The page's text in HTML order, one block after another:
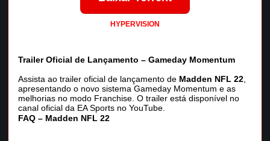
HYPERVISION
Trailer Oficial de Lançamento – Gameday Momentum
Assista ao trailer oficial de lançamento de Madden NFL 22
apresentando o novo sistema Gameday Momentum e as
melhorias no modo Franchise. O trailer está disponível no
canal oficial da EA Sports no YouTube.
FAQ – Madden NFL 22